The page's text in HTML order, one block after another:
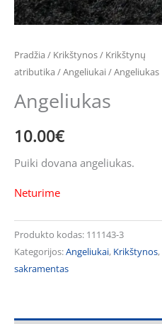
Pradžia / Krikštynos/ Krikštynų
atributika /Angeliukai/ Angeliukas
Angeliukas
10.00€
Puiki dovana angeliukas.
Neturime
Produkto kodas: 111143-3
Kategorijos:Angeliukai, Krikštynos,
sakramentas